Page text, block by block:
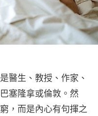
醫生、教授、作家、
塞隆拿或倫敦。然
，而是內心有句揮之